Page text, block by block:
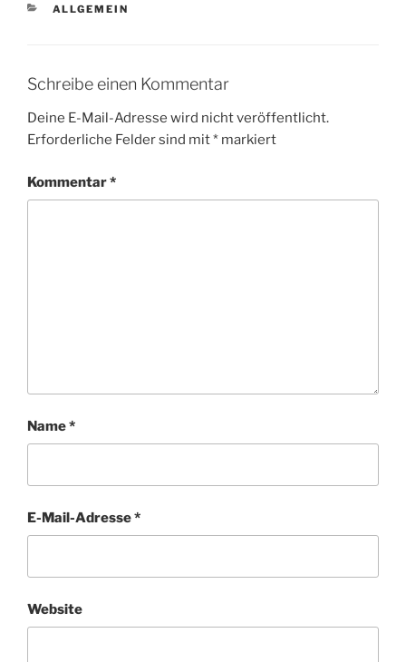
KATEGORIEN
ALLGEMEIN
Schreibe einen Kommentar
Deine E-Mail-Adresse wird nicht veröffentlicht.
Erforderliche Felder sind mit* markiert
Kommentar*
Name*
E-Mail-Adresse*
Website